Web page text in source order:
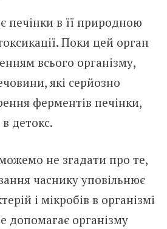
печінки в її природною
Поки цей орган
всього організму,
які серйозно
ферментів печінки,
детокс.
не згадати про те,
часнику уповільнює
і мікробів в організмі
допомагає організму